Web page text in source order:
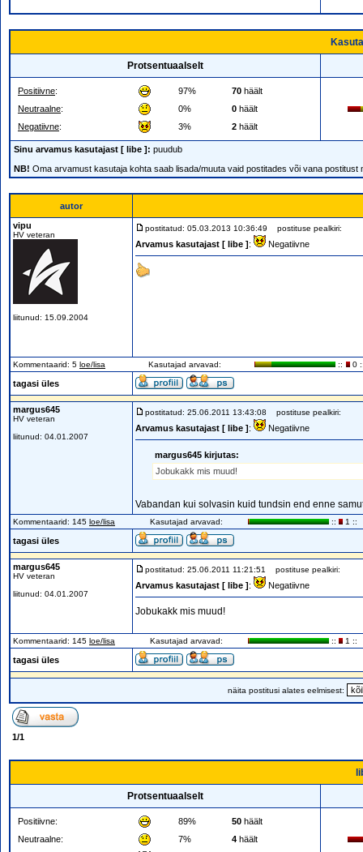
Protsentuaalselt
Positiivne: 97% 70 häält
Neutraalne: 0% 0 häält
Negatiivne: 3% 2 häält
Sinu arvamus kasutajast [ libe ]: puudub
NB! Oma arvamust kasutaja kohta saab lisada/muuta vaid postitades või vana postitust
autor
vipu
HV veteran
liitunud: 15.09.2004
postitatud: 05.03.2013 10:36:49 postituse pealkiri:
Arvamus kasutajast [ libe ]: Negatiivne
Kommentaarid: 5 loe/lisa Kasutajad arvavad: :: 0
tagasi üles
margus645
HV veteran
liitunud: 04.01.2007
postitatud: 25.06.2011 13:43:08 postituse pealkiri:
Arvamus kasutajast [ libe ]: Negatiivne
margus645 kirjutas:
Jobukakk mis muud!
Vabandan kui solvasin kuid tundsin end enne
Kommentaarid: 145 loe/lisa Kasutajad arvavad: :: 1 ::
tagasi üles
margus645
HV veteran
liitunud: 04.01.2007
postitatud: 25.06.2011 11:21:51 postituse pealkiri:
Arvamus kasutajast [ libe ]: Negatiivne
Jobukakk mis muud!
Kommentaarid: 145 loe/lisa Kasutajad arvavad: :: 1 ::
tagasi üles
näita postitusi alates eelmisest:
1/1
Protsentuaalselt
Positiivne: 89% 50 häält
Neutraalne:
7% 4 häält